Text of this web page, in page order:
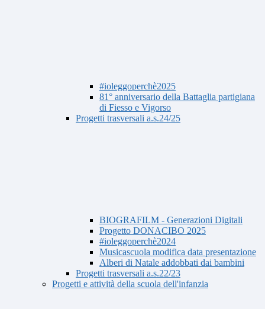
#ioleggoperchè2025
81° anniversario della Battaglia partigiana
di Fiesso e Vigorso
Progetti trasversali a.s.24/25
BIOGRAFILM - Generazioni Digitali
Progetto DONACIBO 2025
#ioleggoperchè2024
Musicascuola modifica data presentazione
Alberi di Natale addobbati dai bambini
Progetti trasversali a.s.22/23
Progetti e attività della scuola dell'infanzia